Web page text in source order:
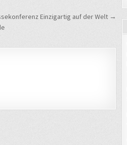
Einzigartig auf der Welt →